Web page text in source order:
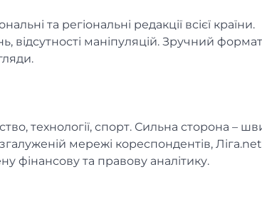
та регіональні редакції всієї країни.
відсутності маніпуляцій. Зручний
технології, спорт. Сильна сторона –
мережі кореспондентів, Ліга.net
фінансову та правову аналітику.